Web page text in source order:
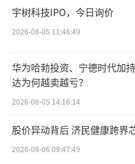
同年9月，方盛制
下“复方醋酸地塞米
（包括但不限于药品
密、与标的品种相关
的所有权）。
通过收购药品文
盛制药扩充产品线的重
宇树科技IPO，今日询价
2026-08-05 11:46:49
华为哈勃投资、宁德时代加
达为何越卖越亏？
2026-08-05 14:16:14
股价异动背后 济民健康跨界
2026-08-06 09:47:49